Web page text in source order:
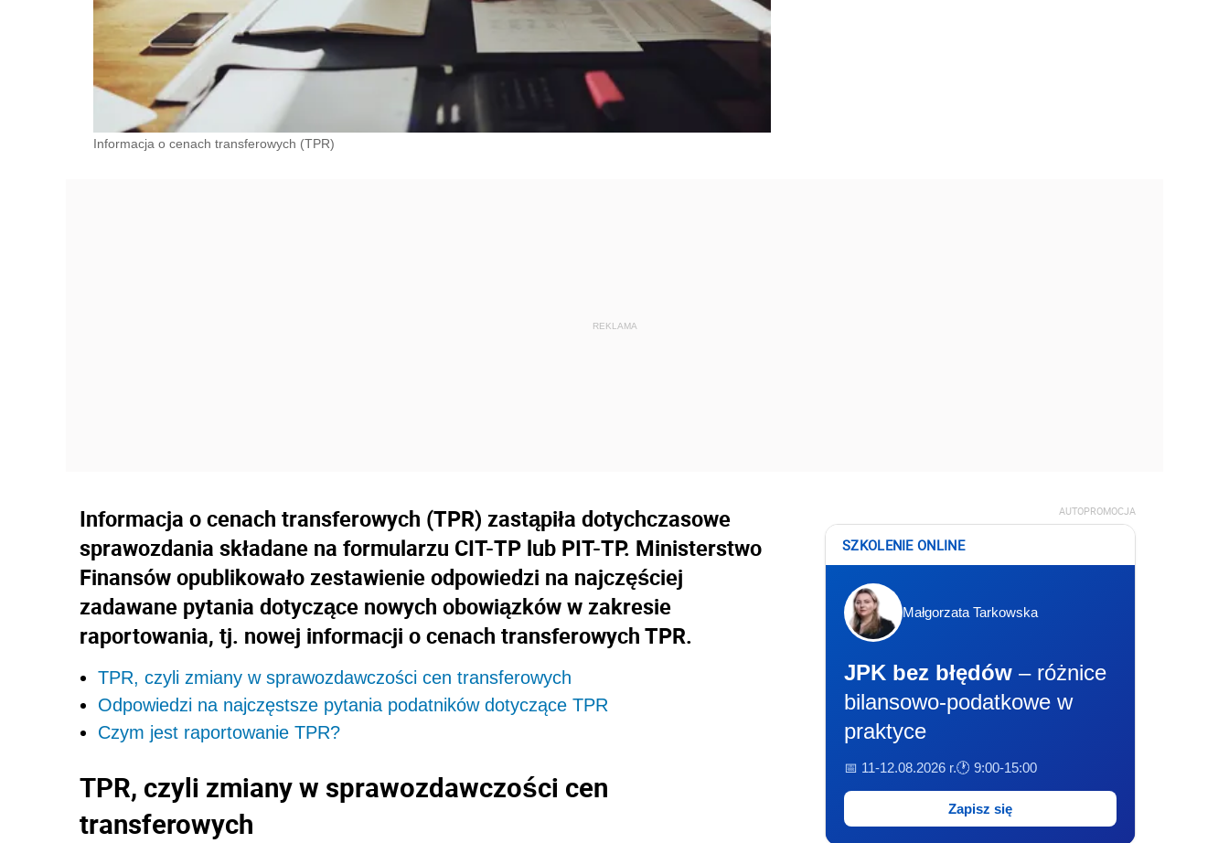
Informacja o cenach transferowych (TPR)
Informacja o cenach transferowych (TPR) zastąpiła dotychczasowe
sprawozdania składane na formularzu CIT-TP lub PIT-TP. Ministerstwo
Finansów opublikowało zestawienie odpowiedzi na najczęściej
zadawane pytania dotyczące nowych obowiązków w zakresie
raportowania, tj. nowej informacji o cenach transferowych TPR.
TPR, czyli zmiany w sprawozdawczości cen transferowych
Odpowiedzi na najczęstsze pytania podatników dotyczące TPR
Czym jest raportowanie TPR?
TPR, czyli zmiany w sprawozdawczości cen
transferowych
AUTOPROMOCJA
SZKOLENIE ONLINE
Małgorzata Tarkowska
JPK bez błędów – różnice
bilansowo-podatkowe w
praktyce
📅 11-12.08.2026 r.🕐 9:00-15:00
Zapisz się